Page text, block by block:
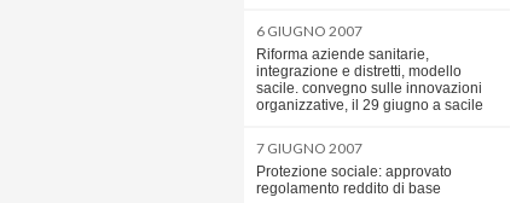
6 GIUGNO 2007
Riforma aziende sanitarie,
integrazione e distretti, modello
sacile. convegno sulle innovazioni
organizzative, il 29 giugno a sacile
7 GIUGNO 2007
Protezione sociale: approvato
regolamento reddito di base